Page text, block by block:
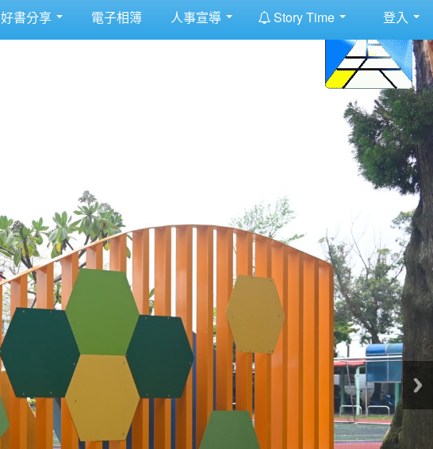
好書分享 電子相簿 人事宣導 Story Time 登入